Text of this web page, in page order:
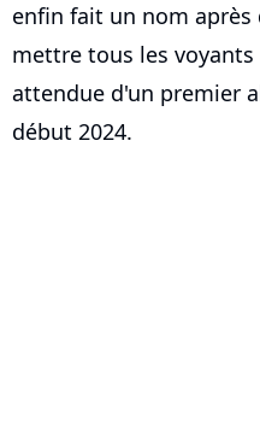
enfin fait un nom
mettre tous les
attendue d'un premier
début 2024.